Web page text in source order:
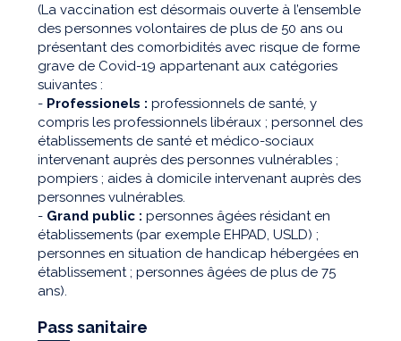
(La vaccination est désormais ouverte à l’ensemble
des personnes volontaires de plus de 50 ans ou
présentant des comorbidités avec risque de forme
grave de Covid-19 appartenant aux catégories
suivantes :
- Professionels : professionnels de santé, y
compris les professionnels libéraux ; personnel des
établissements de santé et médico-sociaux
intervenant auprès des personnes vulnérables ;
pompiers ; aides à domicile intervenant auprès des
personnes vulnérables.
- Grand public : personnes âgées résidant en
établissements (par exemple EHPAD, USLD) ;
personnes en situation de handicap hébergées en
établissement ; personnes âgées de plus de 75
ans).
Pass sanitaire